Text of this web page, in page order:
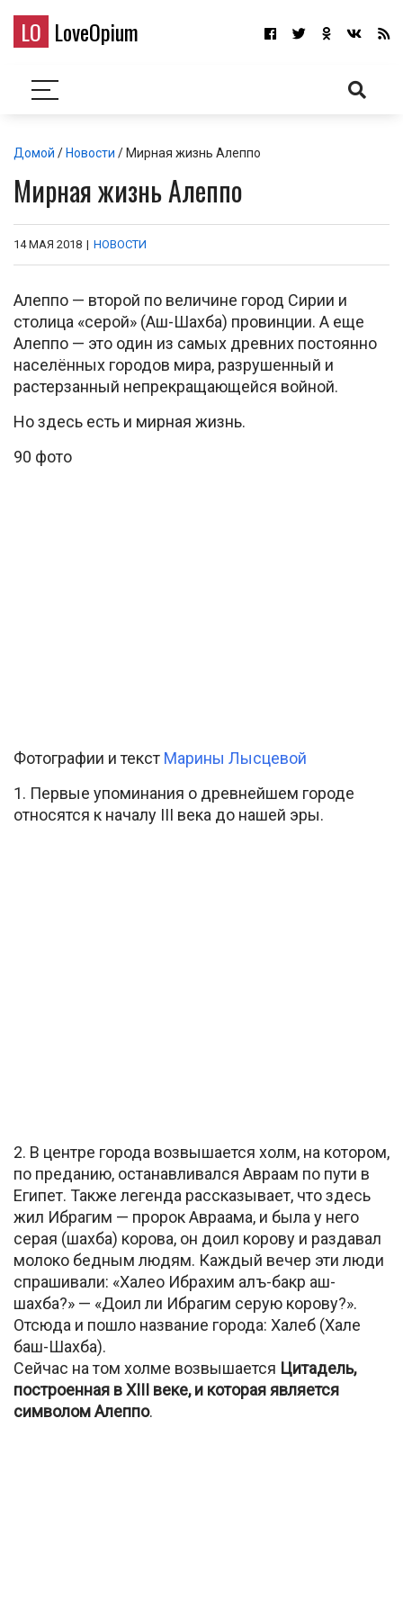
LO LoveOpium
Домой / Новости / Мирная жизнь Алеппо
Мирная жизнь Алеппо
14 МАЯ 2018 | НОВОСТИ
Алеппо — второй по величине город Сирии и
столица «серой» (Аш-Шахба) провинции. А еще
Алеппо — это один из самых древних постоянно
населённых городов мира, разрушенный и
растерзанный непрекращающейся войной.
Но здесь есть и мирная жизнь.
90 фото
Фотографии и текст Марины Лысцевой
1. Первые упоминания о древнейшем городе
относятся к началу III века до нашей эры.
2. В центре города возвышается холм, на котором,
по преданию, останавливался Авраам по пути в
Египет. Также легенда рассказывает, что здесь
жил Ибрагим — пророк Авраама, и была у него
серая (шахба) корова, он доил корову и раздавал
молоко бедным людям. Каждый вечер эти люди
спрашивали: «Халео Ибрахим алъ-бакр аш-
шахба?» — «Доил ли Ибрагим серую корову?».
Отсюда и пошло название города: Халеб (Хале
баш-Шахба).
Сейчас на том холме возвышается Цитадель,
построенная в XIII веке, и которая является
символом Алеппо.